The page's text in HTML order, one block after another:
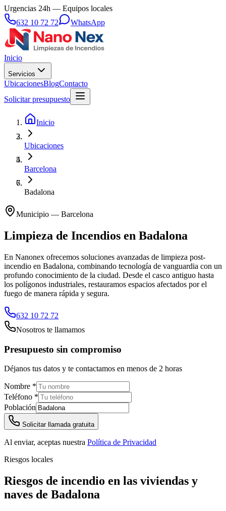
Urgencias 24h — Equipos locales
632 10 72 72
WhatsApp
Inicio
Servicios
UbicacionesBlogContacto
Solicitar presupuesto
Inicio
Ubicaciones
Barcelona
Badalona
Municipio — Barcelona
Limpieza de Incendios en Badalona
En Nanonex ofrecemos soluciones avanzadas de limpieza post-
incendio en Badalona, combinando tecnología de vanguardia con un
profundo conocimiento de la ciudad. Desde el casco antiguo hasta
los polígonos industriales, restauramos espacios afectados por el
fuego de manera rápida y segura.
632 10 72 72
Nosotros te llamamos
Presupuesto sin compromiso
Déjanos tus datos y te contactamos en menos de 2 horas
Nombre *
Teléfono *
Población
Solicitar llamada gratuita
Al enviar, aceptas nuestra Política de Privacidad
Riesgos locales
Riesgos de incendio en las viviendas y
naves de Badalona